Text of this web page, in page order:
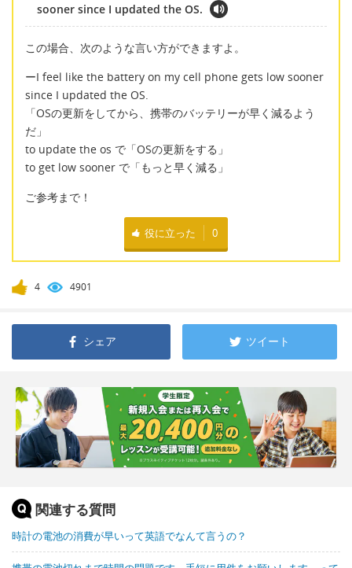
sooner since I updated the OS.
この場合、次のような言い方ができますよ。
ーI feel like the battery on my cell phone gets low sooner
since I updated the OS.
「OSの更新をしてから、携帯のバッテリーが早く減るよう
だ」
to update the os で「OSの更新をする」
to get low sooner で「もっと早く減る」
ご参考まで！
役に立った 0
4 4901
シェア ツイート
関連する質問
時計の電池の消費が早いって英語でなんて言うの？